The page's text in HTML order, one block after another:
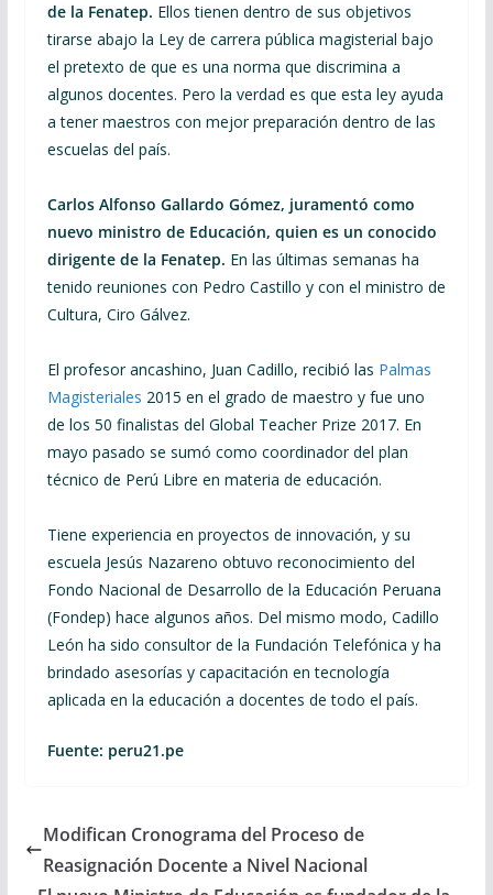
de la Fenatep. Ellos tienen dentro de sus objetivos
tirarse abajo la Ley de carrera pública magisterial bajo
el pretexto de que es una norma que discrimina a
algunos docentes. Pero la verdad es que esta ley ayuda
a tener maestros con mejor preparación dentro de las
escuelas del país.
Carlos Alfonso Gallardo Gómez, juramentó como
nuevo ministro de Educación, quien es un conocido
dirigente de la Fenatep. En las últimas semanas ha
tenido reuniones con Pedro Castillo y con el ministro de
Cultura, Ciro Gálvez.
El profesor ancashino, Juan Cadillo, recibió las Palmas
Magisteriales 2015 en el grado de maestro y fue uno
de los 50 finalistas del Global Teacher Prize 2017. En
mayo pasado se sumó como coordinador del plan
técnico de Perú Libre en materia de educación.
Tiene experiencia en proyectos de innovación, y su
escuela Jesús Nazareno obtuvo reconocimiento del
Fondo Nacional de Desarrollo de la Educación Peruana
(Fondep) hace algunos años. Del mismo modo, Cadillo
León ha sido consultor de la Fundación Telefónica y ha
brindado asesorías y capacitación en tecnología
aplicada en la educación a docentes de todo el país.
Fuente: peru21.pe
Modifican Cronograma del Proceso de
Reasignación Docente a Nivel Nacional